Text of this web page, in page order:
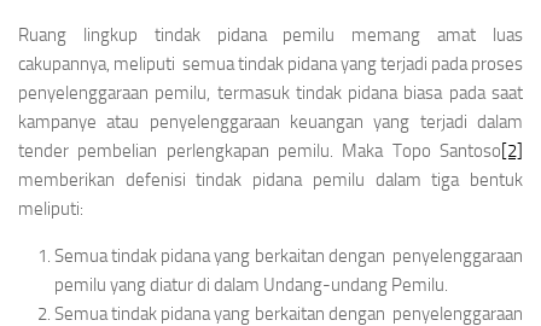
Ruang lingkup tindak pidana pemilu memang amat luas
cakupannya, meliputi semua tindak pidana yang terjadi pada proses
penyelenggaraan pemilu, termasuk tindak pidana biasa pada saat
kampanye atau penyelenggaraan keuangan yang terjadi dalam
tender pembelian perlengkapan pemilu. Maka Topo Santoso[2]
memberikan defenisi tindak pidana pemilu dalam tiga bentuk
meliputi:
Semua tindak pidana yang berkaitan dengan penyelenggaraan
pemilu yang diatur di dalam Undang-undang Pemilu.
Semua tindak pidana yang berkaitan dengan penyelenggaraan